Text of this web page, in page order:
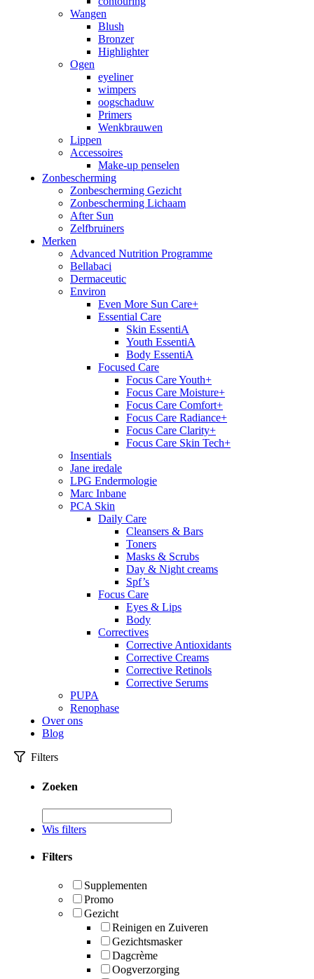
Wangen
Blush
Bronzer
Highlighter
Ogen
eyeliner
wimpers
oogschaduw
Primers
Wenkbrauwen
Lippen
Accessoires
Make-up penselen
Zonbescherming
Zonbescherming Gezicht
Zonbescherming Lichaam
After Sun
Zelfbruiners
Merken
Advanced Nutrition Programme
Bellabaci
Dermaceutic
Environ
Even More Sun Care+
Essential Care
Skin EssentiA
Youth EssentiA
Body EssentiA
Focused Care
Focus Care Youth+
Focus Care Moisture+
Focus Care Comfort+
Focus Care Radiance+
Focus Care Clarity+
Focus Care Skin Tech+
Insentials
Jane iredale
LPG Endermologie
Marc Inbane
PCA Skin
Daily Care
Cleansers & Bars
Toners
Masks & Scrubs
Day & Night creams
Spf’s
Focus Care
Eyes & Lips
Body
Correctives
Corrective Antioxidants
Corrective Creams
Corrective Retinols
Corrective Serums
PUPA
Renophase
Over ons
Blog
Filters
Zoeken
Wis filters
Filters
Supplementen
Promo
Gezicht
Reinigen en Zuiveren
Gezichtsmasker
Dagcrème
Oogverzorging